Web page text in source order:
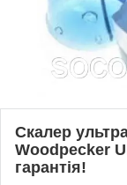
Скалер
Woodpecker
гарантія!